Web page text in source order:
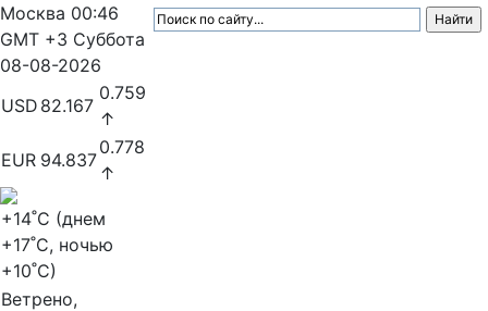
Москва 00:46
GMT +3 Суббота
08-08-2026
USD 82.167
0.759
↑
EUR 94.837
0.778
↑
+14˚C (днем
+17˚C, ночью
+10˚C)
Ветрено,